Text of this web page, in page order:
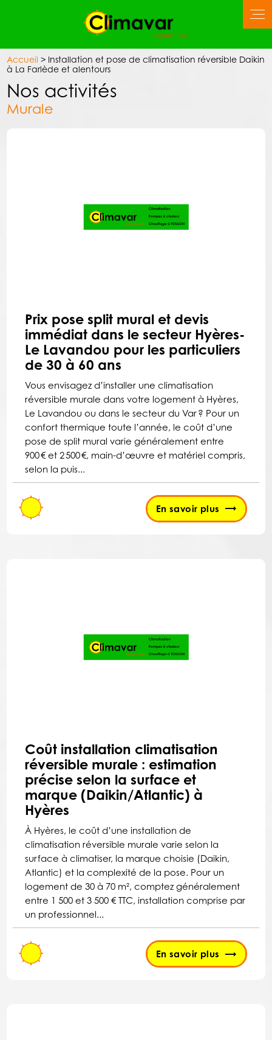
Accueil > Installation et pose de climatisation réversible Daikin
à La Farlède et alentours
Nos activités
Murale
Prix pose split mural et devis
immédiat dans le secteur Hyères-
Le Lavandou pour les particuliers
de 30 à 60 ans
Vous envisagez d’installer une climatisation
réversible murale dans votre logement à Hyères,
Le Lavandou ou dans le secteur du Var ? Pour un
confort thermique toute l’année, le coût d’une
pose de split mural varie généralement entre
900 € et 2 500 €, main-d’œuvre et matériel compris,
selon la puis...
En savoir plus
Coût installation climatisation
réversible murale : estimation
précise selon la surface et
marque (Daikin/Atlantic) à
Hyères
À Hyères, le coût d’une installation de
climatisation réversible murale varie selon la
surface à climatiser, la marque choisie (Daikin,
Atlantic) et la complexité de la pose. Pour un
logement de 30 à 70 m², comptez généralement
entre 1 500 et 3 500 € TTC, installation comprise par
un professionnel...
En savoir plus